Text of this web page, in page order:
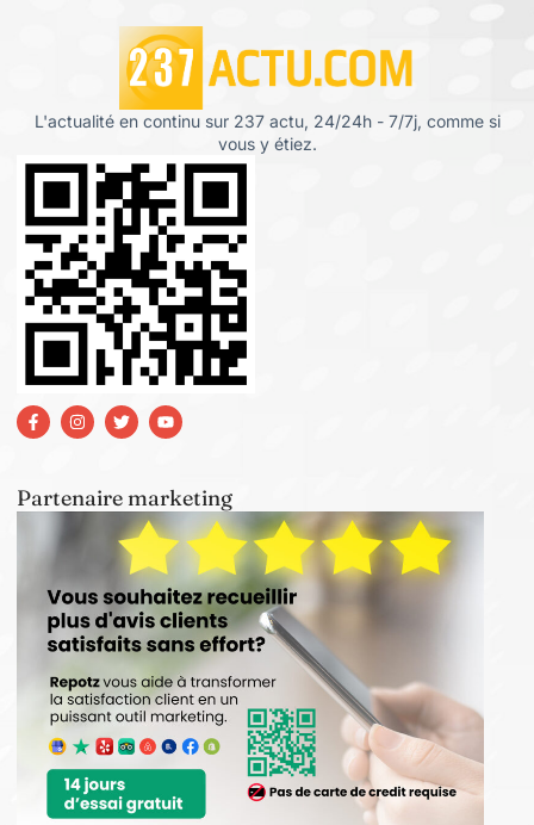
L'actualité en continu sur 237 actu, 24/24h - 7/7j, comme si
vous y étiez.
Partenaire marketing